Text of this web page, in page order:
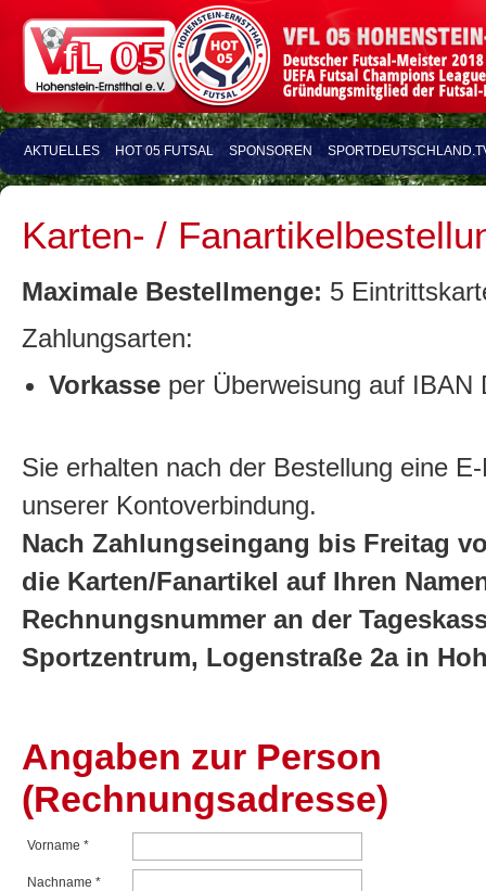
AKTUELLES HOT 05 FUTSAL SPONSOREN
Karten- /
Maximale Bestellmenge: 5
Zahlungsarten:
Vorkasse per Überweisung auf IBAN
Sie erhalten nach der Bestellung eine
unserer Kontoverbindung.
Nach Zahlungseingang bis Freitag
die Karten/Fanartikel auf Ihren
Rechnungsnummer an der
Sportzentrum, Logenstraße 2a in
Angaben zur Person
(Rechnungsadresse)
Vorname *
Nachname *